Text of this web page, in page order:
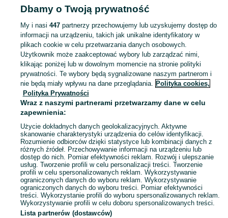
Pozostałe - Wschowa
KATEGORIA
domek ogrodowy dla dzieci,basen z kulkami,zabawki ogrodowe, zabawki
Zobacz
Mapa kategorii
Mapa miejscowości
Mapa ministron
Popularne wyszukiwania
Dbamy o Twoją prywatność
My i nasi 447partnerzy przechowujemy lub uzyskujemy dostęp do
informacji na urządzeniu, takich jak unikalne identyfikatory w
plikach cookie w celu przetwarzania danych osobowych.
Użytkownik może zaakceptować wybory lub zarządzać nimi,
klikając poniżej lub w dowolnym momencie na stronie polityki
prywatności. Te wybory będą sygnalizowane naszym partnerom i
nie będą miały wpływu na dane przeglądania. Polityka cookies,
Polityka Prywatności
Wraz z naszymi partnerami przetwarzamy dane w celu
zapewnienia:
Użycie dokładnych danych geolokalizacyjnych. Aktywne
skanowanie charakterystyki urządzenia do celów identyfikacji.
Rozumienie odbiorców dzięki statystyce lub kombinacji danych z
różnych źródeł. Przechowywanie informacji na urządzeniu lub
dostęp do nich. Pomiar efektywności reklam. Rozwój i ulepszanie
usług. Tworzenie profili w celu personalizacji treści. Tworzenie
profili w celu spersonalizowanych reklam. Wykorzystywanie
ograniczonych danych do wyboru reklam. Wykorzystywanie
ograniczonych danych do wyboru treści. Pomiar efektywności
treści. Wykorzystanie profili do wyboru spersonalizowanych reklam.
Wykorzystywanie profili w celu doboru spersonalizowanych treści.
Lista partnerów (dostawców)